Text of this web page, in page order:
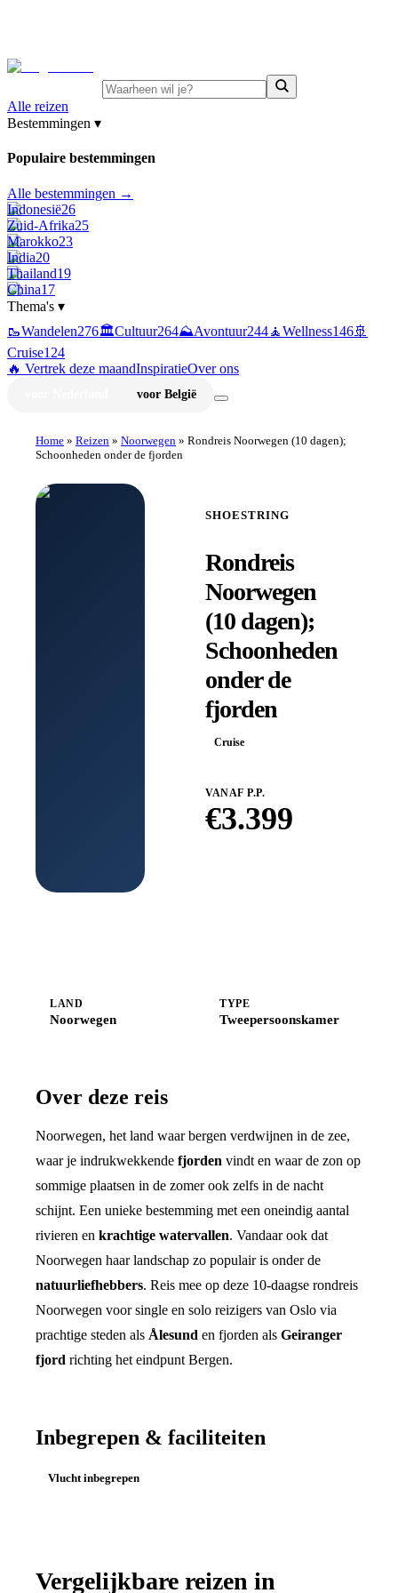
Alle reizen
Bestemmingen ▾
Populaire bestemmingen
Alle bestemmingen →
Indonesië26
Zuid-Afrika25
Marokko23
India20
Thailand19
China17
Thema's ▾
🥾Wandelen276🏛️Cultuur264⛰️Avontuur244🧘Wellness146🚢
Cruise124
🔥 Vertrek deze maandInspiratieOver ons
voor België
Home » Reizen » Noorwegen » Rondreis Noorwegen (10 dagen);
Schoonheden onder de fjorden
SHOESTRING
Rondreis
Noorwegen
(10 dagen);
Schoonheden
onder de
fjorden
Cruise
VANAF P.P.
€3.399
LAND
Noorwegen
TYPE
Tweepersoonskamer
Over deze reis
Noorwegen, het land waar bergen verdwijnen in de zee,
waar je indrukwekkende fjorden vindt en waar de zon op
sommige plaatsen in de zomer ook zelfs in de nacht
schijnt. Een unieke bestemming met een oneindig aantal
rivieren en krachtige watervallen. Vandaar ook dat
Noorwegen haar landschap zo populair is onder de
natuurliefhebbers. Reis mee op deze 10-daagse rondreis
Noorwegen voor single en solo reizigers van Oslo via
prachtige steden als Ålesund en fjorden als Geiranger
fjord richting het eindpunt Bergen.
Inbegrepen & faciliteiten
Vlucht inbegrepen
Vergelijkbare reizen in